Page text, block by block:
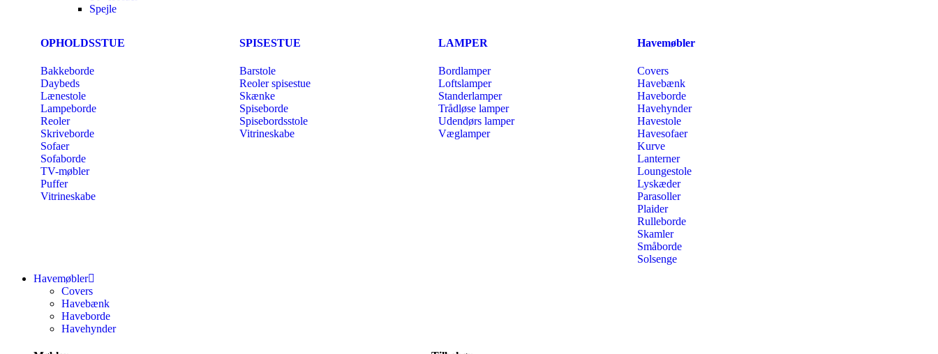
Spejle
OPHOLDSSTUE
Bakkeborde
Daybeds
Lænestole
Lampeborde
Reoler
Skriveborde
Sofaer
Sofaborde
TV-møbler
Puffer
Vitrineskabe
SPISESTUE
Barstole
Reoler spisestue
Skænke
Spiseborde
Spisebordsstole
Vitrineskabe
LAMPER
Bordlamper
Loftslamper
Standerlamper
Trådløse lamper
Udendørs lamper
Væglamper
Havemøbler
Covers
Havebænk
Haveborde
Havehynder
Havestole
Havesofaer
Kurve
Lanterner
Loungestole
Lyskæder
Parasoller
Plaider
Rulleborde
Skamler
Småborde
Solsenge
Havemøbler
Covers
Havebænk
Haveborde
Havehynder